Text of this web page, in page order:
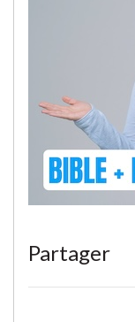
Partager